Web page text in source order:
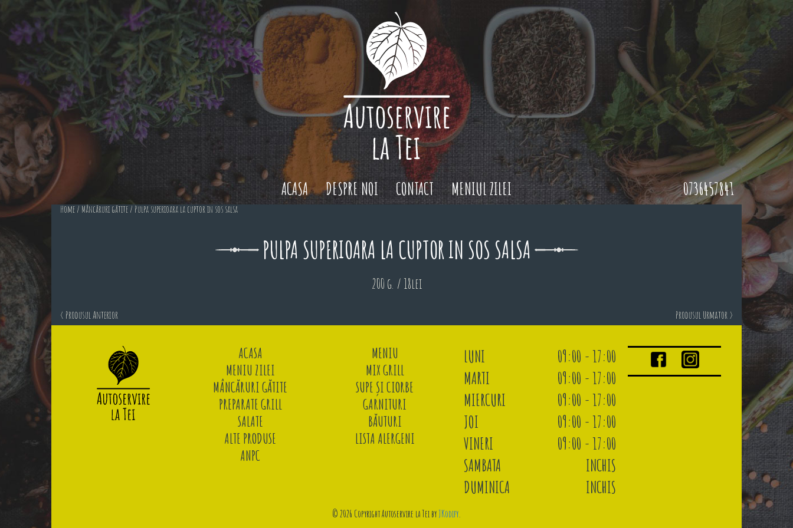
ACASA DESPRE NOI CONTACT MENIUL ZILEI 0736457841
Home / Mâncăruri gătite / Pulpa superioara la cuptor in sos salsa
PULPA SUPERIOARA LA CUPTOR IN SOS SALSA
200 g. / 18lei
< Produsul Anterior Produsul Urmator >
ACASA
MENIU
MENIU ZILEI
MIX GRILL
MÂNCĂRURI GĂTITE
SUPE ȘI CIORBE
PREPARATE GRILL
GARNITURI
SALATE
BĂUTURI
ALTE PRODUSE
LISTA ALERGENI
ANPC
LUNI
09:00 - 17:00
MARTI
09:00 - 17:00
MIERCURI
09:00 - 17:00
JOI
09:00 - 17:00
VINERI
09:00 - 17:00
SAMBATA
INCHIS
DUMINICA
INCHIS
© 2026 Copyright Autoservire la Tei byJKodify.